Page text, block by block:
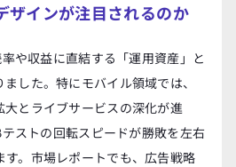
ザインが注目されるのか
や収益に直結する「運用資産」と
した。特にモバイル領域では、
とライブサービスの深化が進
ストの回転スピードが勝敗を左右
す。市場レポートでも、広告戦略